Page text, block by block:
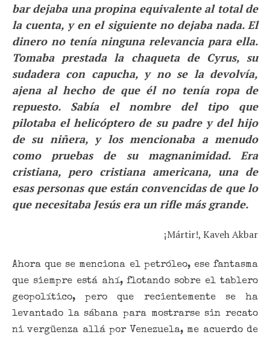
bar dejaba una propina equivalente al total de
la cuenta, y en el siguiente no dejaba nada. El
dinero no tenía ninguna relevancia para ella.
Tomaba prestada la chaqueta de Cyrus, su
sudadera con capucha, y no se la devolvía,
ajena al hecho de que él no tenía ropa de
repuesto. Sabía el nombre del tipo que
pilotaba el helicóptero de su padre y del hijo
de su niñera, y los mencionaba a menudo
como pruebas de su magnanimidad. Era
cristiana, pero cristiana americana, una de
esas personas que están convencidas de que lo
que necesitaba Jesús era un rifle más grande.
¡Mártir!, Kaveh Akbar
Ahora que se menciona el petróleo, ese fantasma
que siempre está ahí, flotando sobre el tablero
geopolítico, pero que recientemente se ha
levantado la sábana para mostrarse sin recato
ni vergüenza allá por Venezuela, me acuerdo de